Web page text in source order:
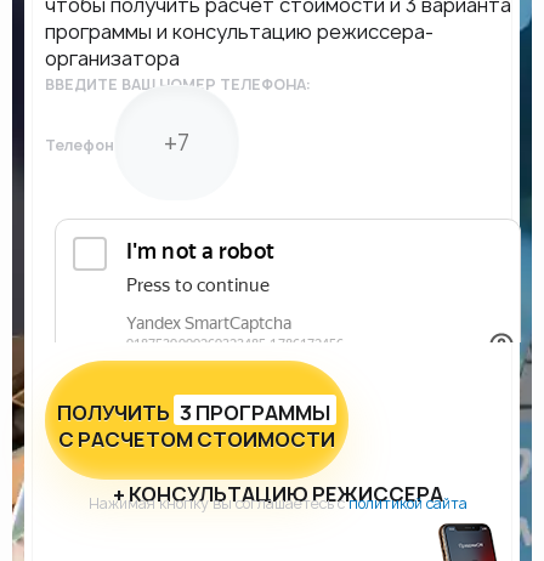
программы и консультацию режиссера-
организатора
ВВЕДИТЕ ВАШ НОМЕР ТЕЛЕФОНА:
Телефон
ПОЛУЧИТЬ 3 ПРОГРАММЫ
С РАСЧЕТОМ СТОИМОСТИ
+ КОНСУЛЬТАЦИЮ РЕЖИССЕРА
Нажимая кнопку вы соглашаетесь сполитикой сайта